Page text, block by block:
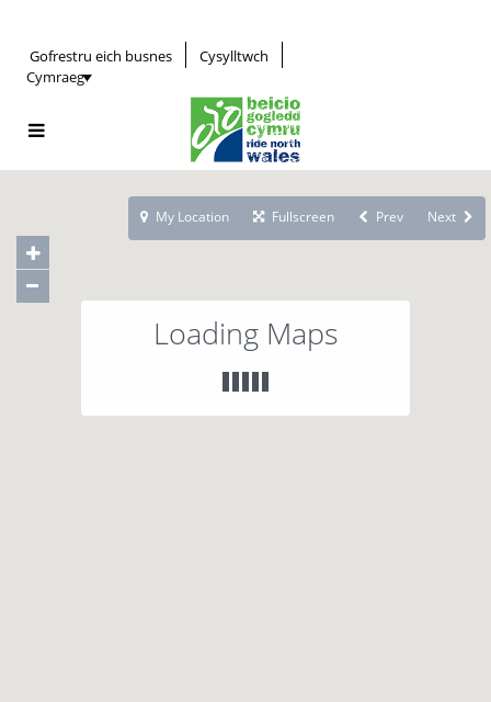
Gofrestru eich busnes
Cysylltwch
Cymraeg
Loading Maps
My Location Fullscreen Prev Next